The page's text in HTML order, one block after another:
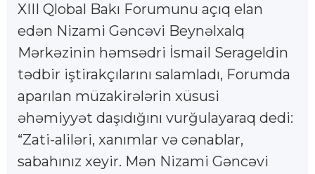
XIII Qlobal Bakı Forumunu açıq elan
edən Nizami Gəncəvi Beynəlxalq
Mərkəzinin həmsədri İsmail Serageldin
tədbir iştirakçılarını salamladı, Forumda
aparılan müzakirələrin xüsusi
əhəmiyyət daşıdığını vurğulayaraq dedi:
“Zati-aliləri, xanımlar və cənablar,
sabahınız xeyir. Mən Nizami Gəncəvi